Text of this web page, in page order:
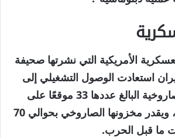
الأمريكية التي نشرتها صحيفة
استعادت الوصول التشغيلي إلى
30 من مواقعها الصاروخية البالغ عددها 33 موقعًا على
طول مضيق هرمز، ويقدر مخزونها الصاروخي بحوالي 70
ما قبل الحرب.